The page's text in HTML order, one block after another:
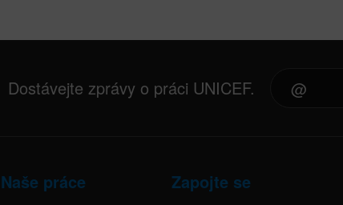
Dostávejte zprávy o práci UNICEF.
Naše práce Zapojte se